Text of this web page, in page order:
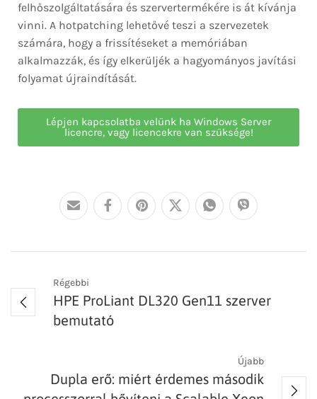
felhőszolgáltatására és szervertermékére is át kívánja
vinni. A hotpatching lehetővé teszi a szervezetek
számára, hogy a frissítéseket a memóriában
alkalmazzák, és így elkerüljék a hagyományos javítási
folyamat újraindítását.
Lépjen kapcsolatba velünk ha Windows Server
licencre, vagy licencekre van szüksége!
Régebbi
HPE ProLiant DL320 Gen11 szerver
bemutató
Újabb
Dupla erő: miért érdemes második